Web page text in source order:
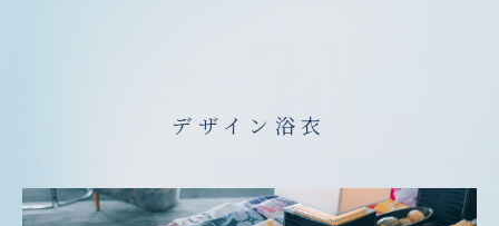
デザイン浴衣